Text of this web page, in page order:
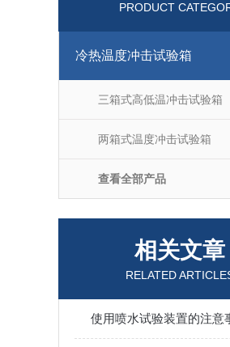
PRODUCT
冷热温度冲击试验箱
三箱式高低温冲击试验箱
两箱式温度冲击试验箱
查看全部产品
相关文章
RELATED
使用喷水试验装置的注意